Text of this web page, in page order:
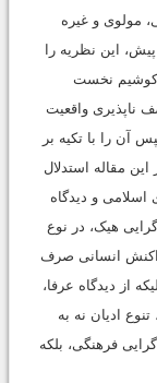
مولوی و غیره
این نظریه را
کوشیم نخست
ناپذیری واقعیت
را با تکیه بر
مقاله استدلال
و دیدگاه
هیک، در نوع
انسانی صرف
از دیدگاه عرفا،
ادیان نه به
فرهنگی، بلکه